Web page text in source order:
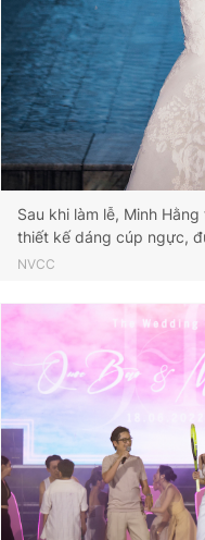
Sau khi làm lễ, Minh
thiết kế dáng cúp ngực,
NVCC